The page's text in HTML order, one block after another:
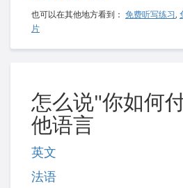
也可以在其他地方看到： 免费听写练习 ,
片
怎么说"你如何
他语言
英文
法语